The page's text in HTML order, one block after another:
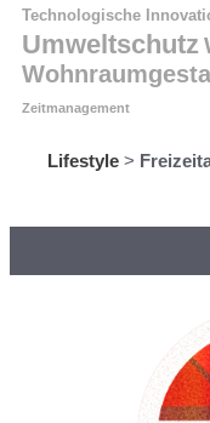
Technologische
Umweltschutz
Zeitmanagement
Lifestyle>